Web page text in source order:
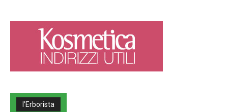
l’Erborista